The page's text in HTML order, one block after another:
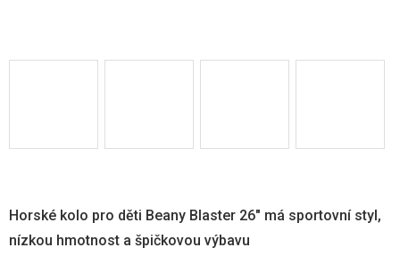
Horské kolo pro děti Beany Blaster 26" má sportovní styl,
nízkou hmotnost a špičkovou výbavu